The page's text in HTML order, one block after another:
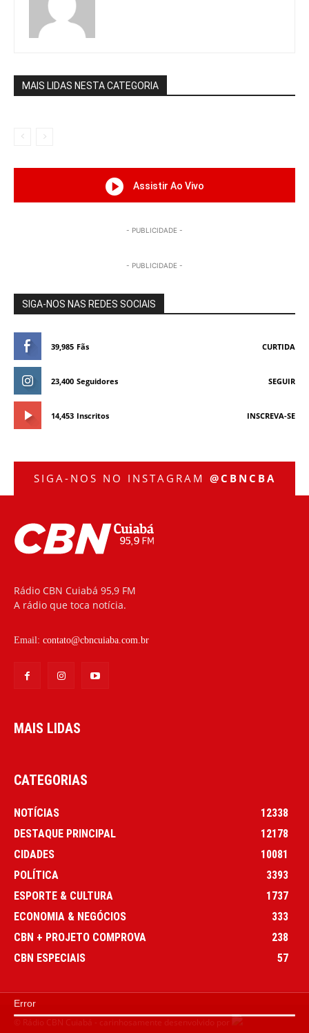
MAIS LIDAS NESTA CATEGORIA
Assistir Ao Vivo
- PUBLICIDADE -
- PUBLICIDADE -
SIGA-NOS NAS REDES SOCIAIS
39,985 Fãs CURTIDA
23,400 Seguidores SEGUIR
14,453 Inscritos INSCREVA-SE
Error
SIGA-NOS NO INSTAGRAM @CBNCBA
Rádio CBN Cuiabá 95,9 FM
A rádio que toca notícia.
Email: contato@cbncuiaba.com.br
MAIS LIDAS
CATEGORIAS
NOTÍCIAS
12338
DESTAQUE PRINCIPAL
12178
CIDADES
10081
POLÍTICA
3393
ESPORTE & CULTURA
1737
ECONOMIA & NEGÓCIOS
333
CBN + PROJETO COMPROVA
238
CBN ESPECIAIS
57
© Rádio CBN Cuiabá - carinhosamente desenvolvido por